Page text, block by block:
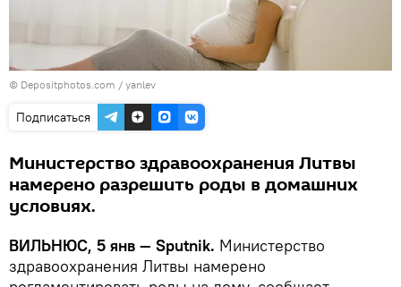
© Depositphotos.com / yanlev
Подписаться
Министерство здравоохранения Литвы
намерено разрешить роды в домашних
условиях.
ВИЛЬНЮС, 5 янв — Sputnik. Министерство
здравоохранения Литвы намерено